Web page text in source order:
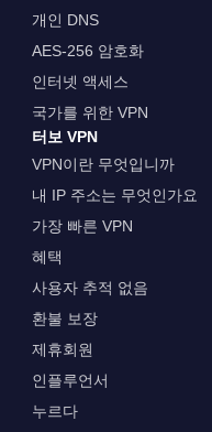
개인 DNS
AES-256 암호화
인터넷 액세스
국가를 위한 VPN
터보 VPN
VPN이란 무엇입니까
내 IP 주소는 무엇인가요
가장 빠른 VPN
혜택
사용자 추적 없음
환불 보장
제휴회원
인플루언서
누르다